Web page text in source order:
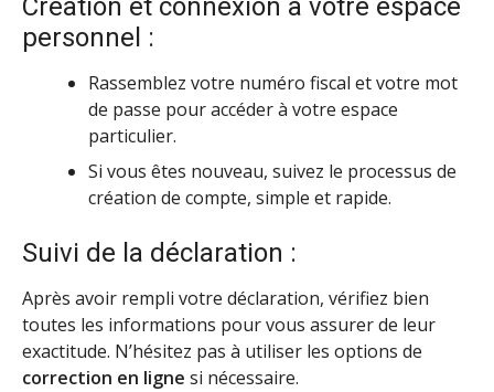
Création et connexion à votre espace
personnel :
Rassemblez votre numéro fiscal et votre mot
de passe pour accéder à votre espace
particulier.
Si vous êtes nouveau, suivez le processus de
création de compte, simple et rapide.
Suivi de la déclaration :
Après avoir rempli votre déclaration, vérifiez bien
toutes les informations pour vous assurer de leur
exactitude. N’hésitez pas à utiliser les options de
correction en ligne si nécessaire.